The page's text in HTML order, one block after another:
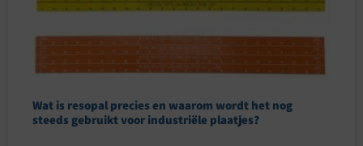
Wat is resopal precies en waarom wordt het nog
steeds gebruikt voor industriële plaatjes?